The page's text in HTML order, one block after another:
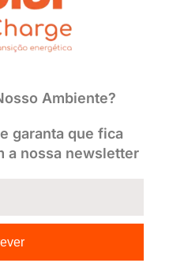
Ambiente?
garanta que fica
a nossa newsletter